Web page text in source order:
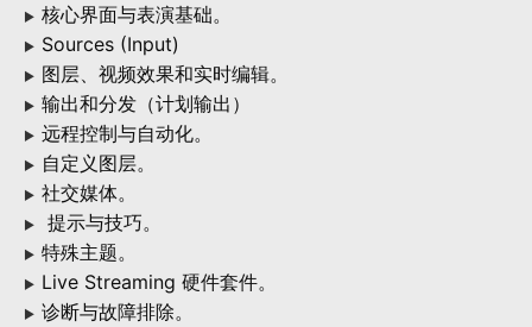
▶ 核心界面与表演基础。
▶ Sources (Input)
▶ 图层、视频效果和实时编辑。
▶ 输出和分发（计划输出）
▶ 远程控制与自动化。
▶ 自定义图层。
▶ 社交媒体。
▶ 提示与技巧。
▶ 特殊主题。
▶ Live Streaming 硬件套件。
▶ 诊断与故障排除。